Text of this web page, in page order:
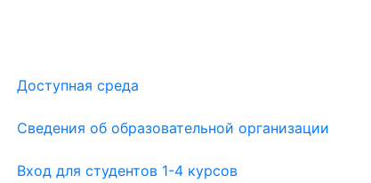
Доступная среда
Сведения об образовательной организации
Вход для студентов 1-4 курсов